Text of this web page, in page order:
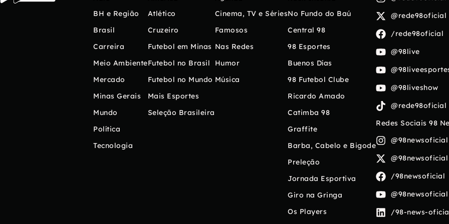
BH e Região
Brasil
Carreira
Meio Ambiente
Mercado
Minas Gerais
Mundo
Política
Tecnologia
Atlético
Cruzeiro
Futebol em Minas
Futebol no Brasil
Futebol no Mundo
Mais Esportes
Seleção Brasileira
Cinema, TV e Séries
Famosos
Nas Redes
Humor
Música
No Fundo do Baú
Central 98
98 Esportes
Buenos Días
98 Futebol Clube
Ricardo Amado
Catimba 98
Graffite
Barba, Cabelo e Bigode
Preleção
Jornada Esportiva
Giro na Gringa
Os Players
@rede98oficial
/rede98oficial
@98live
@98liveshow
@rede98oficial
Redes Sociais 98
@98newsoficial
@98newsoficial
/98newsoficial
@98newsoficial
/98-news-